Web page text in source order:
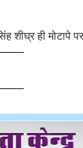
शीघ्र ही मोटापे